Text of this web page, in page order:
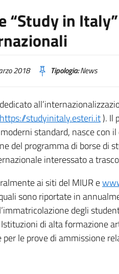
“Study in
2018 Tipologia:News
https://studyinitaly.esteri.it). Il
standard, nasce con
del programma di borse di
interessato a
ai siti del MIUR e
sono riportate in
degli
di alta formazione
le prove di ammissione